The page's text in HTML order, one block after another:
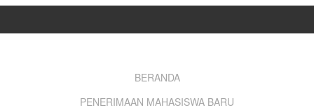
BERANDA
PENERIMAAN MAHASISWA BARU